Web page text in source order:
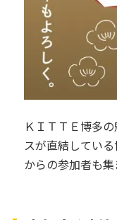
ＫＩＴＴＥ博多
スが直結してい
からの参加者も